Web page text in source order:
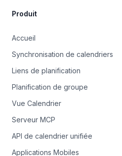
Produit
Accueil
Synchronisation de calendriers
Liens de planification
Planification de groupe
Vue Calendrier
Serveur MCP
API de calendrier unifiée
Applications Mobiles